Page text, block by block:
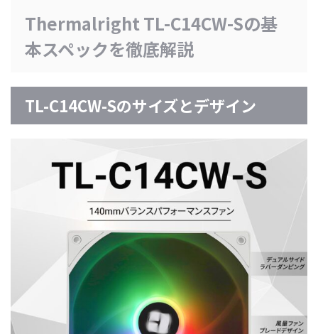
Thermalright TL-C14CW-Sの基
本スペックを徹底解説
TL-C14CW-Sのサイズとデザイン